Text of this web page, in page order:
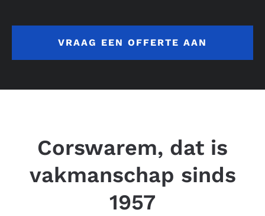
VRAAG EEN OFFERTE AAN
Corswarem, dat is
vakmanschap sinds
1957